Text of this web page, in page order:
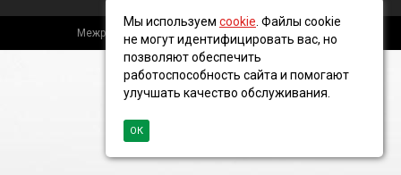
Межрегиональная кабельная компания, 2016 ©
Мы используем cookie . Файлы cookie
не могут идентифицировать вас, но
позволяют обеспечить
работоспособность сайта и помогают
улучшать качество обслуживания.
ОК